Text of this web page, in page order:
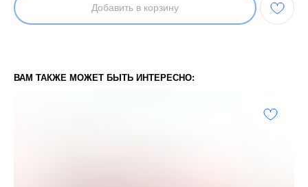
Добавить в корзину
ВАМ ТАКЖЕ МОЖЕТ БЫТЬ ИНТЕРЕСНО: